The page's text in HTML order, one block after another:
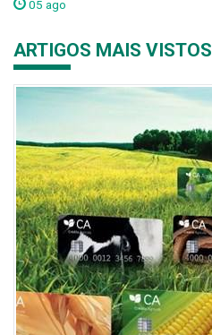
05 ago
ARTIGOS MAIS VISTOS